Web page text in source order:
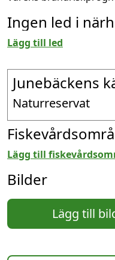
Ingen led i
Lägg till led
Junebäckens
Naturreservat
Lägg till
Bilder
Lägg till